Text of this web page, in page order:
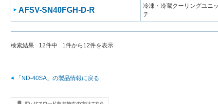
AFSV-SN40FGH-D-R
冷凍・冷蔵クーリングユニ
チ
検索結果 12件中 1件から 12件を表示
「ND-40SA」の製品情報に戻る